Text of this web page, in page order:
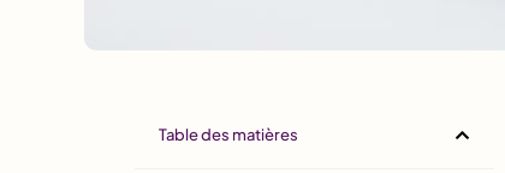
Table des matières